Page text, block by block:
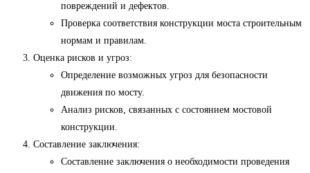
повреждений и дефектов.
Проверка соответствия конструкции моста строительным
нормам и правилам.
Оценка рисков и угроз:
Определение возможных угроз для безопасности
движения по мосту.
Анализ рисков, связанных с состоянием мостовой
конструкции.
Составление заключения:
Составление заключения о необходимости проведения